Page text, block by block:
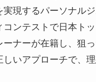
実現するパーソナル
コンテストで日本ト
ナーが在籍し、狙っ
しいアプローチで、